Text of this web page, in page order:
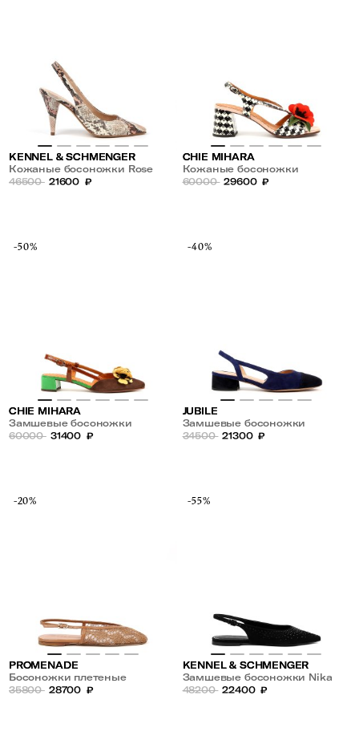
KENNEL & SCHMENGER
Кожаные босоножки Rose
46500 21600 ₽
CHIE MIHARA
Кожаные босоножки
60000 29600 ₽
-50%
CHIE MIHARA
Замшевые босоножки
60000 31400 ₽
-40%
JUBILE
Замшевые босоножки
34500 21300 ₽
-20%
PROMENADE
Босоножки плетеные
35800 28700 ₽
-55%
KENNEL & SCHMENGER
Замшевые босоножки Nika
48200 22400 ₽